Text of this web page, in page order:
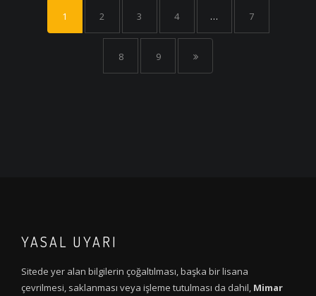
1 2 3 4 … 7
8 9
YASAL UYARI
Sitede yer alan bilgilerin çoğaltılması, başka bir lisana
çevrilmesi, saklanması veya işleme tutulması da dahil, Mimar